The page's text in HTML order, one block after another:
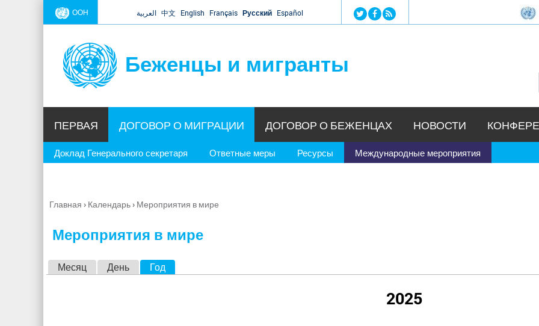
Jump to navigation
ООН العربية 中文 English Français Русский Español
Беженцы и мигранты
ПЕРВАЯ ДОГОВОР О МИГРАЦИИ
Доклад Генерального секретаря Ответные меры Ресурсы Международные мероприятия
ДОГОВОР О БЕЖЕНЦАХ НОВОСТИ
Вы
Главная › Календарь› Мероприятия в мире
Мероприятия в мире
Месяц День Год
2025